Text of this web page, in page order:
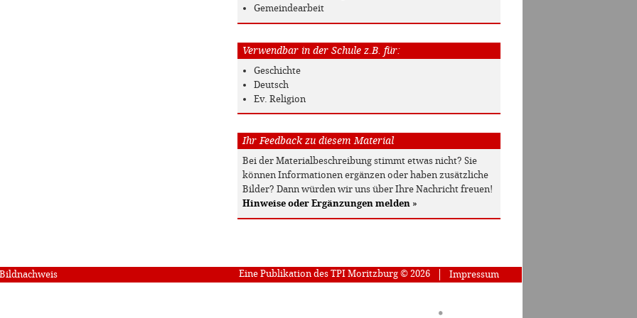
Gemeindearbeit
Verwendbar in der Schule z.B. für:
Geschichte
Deutsch
Ev. Religion
Ihr Feedback zu diesem Material
Bei der Materialbeschreibung stimmt etwas nicht? Sie
können Informationen ergänzen oder haben zusätzliche
Bilder? Dann würden wir uns über Ihre Nachricht freuen!
Hinweise oder Ergänzungen melden »
Impressum
Eine Publikation des TPI Moritzburg © 2026
Bildnachweis